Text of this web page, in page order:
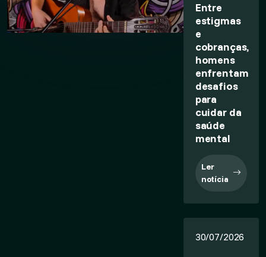
Entre
estigmas
e
cobranças,
homens
enfrentam
desafios
para
cuidar da
saúde
mental
Ler
notícia
30/07/2026